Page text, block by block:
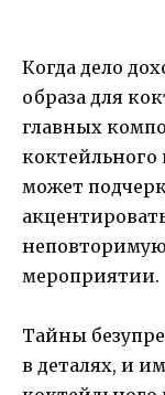
Когда дело
образа для
главных
коктейльного
может
мероприятии.
Тайны
в деталях, и